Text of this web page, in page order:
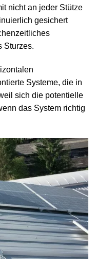
nicht an jeder Stütze
gesichert
Sturzes.
Systeme, die in
sich die potentielle
das System richtig